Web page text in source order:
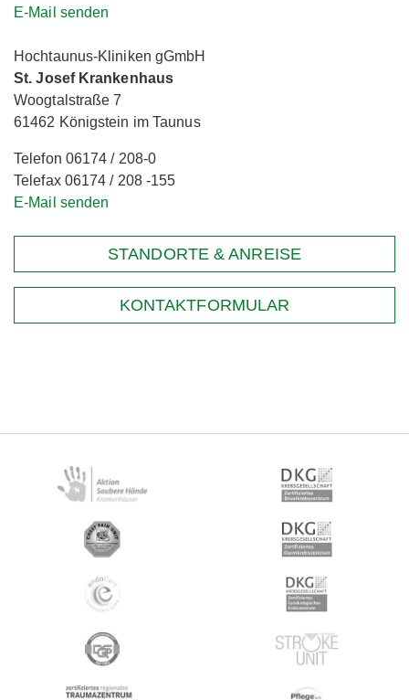
E-Mail senden
Hochtaunus-Kliniken gGmbH
St. Josef Krankenhaus
Woogtalstraße 7
61462 Königstein im Taunus
Telefon 06174 / 208-0
Telefax 06174 / 208 -155
E-Mail senden
STANDORTE & ANREISE
KONTAKTFORMULAR